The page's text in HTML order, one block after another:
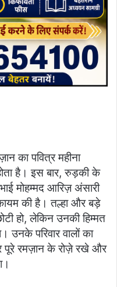
का पवित्र महीना
है। इस बार, रुड़की के
मोहम्मद आरिज़ अंसारी
की है। तल्हा और बड़े
हो, लेकिन उनकी हिम्मत
उनके परिवार वालों का
पूरे रमज़ान के रोज़े रखे और